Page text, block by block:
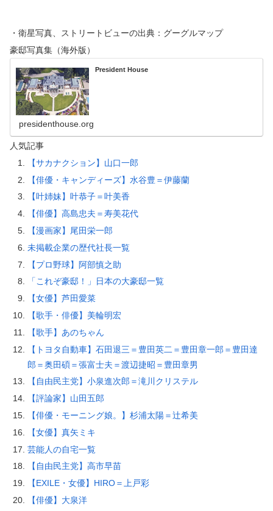
・衛星写真、ストリートビューの出典：グーグルマップ
豪邸写真集（海外版）
President House
presidenthouse.org
人気記事
【サカナクション】山口一郎
【俳優・キャンディーズ】水谷豊＝伊藤蘭
【叶姉妹】叶恭子＝叶美香
【俳優】高島忠夫＝寿美花代
【漫画家】尾田栄一郎
未掲載企業の歴代社長一覧
【プロ野球】阿部慎之助
「これぞ豪邸！」日本の大豪邸一覧
【女優】芦田愛菜
【歌手・俳優】美輪明宏
【歌手】あのちゃん
【トヨタ自動車】石田退三＝豊田英二＝豊田章一郎＝豊田達
郎＝奥田碩＝張富士夫＝渡辺捷昭＝豊田章男
【自由民主党】小泉進次郎＝滝川クリステル
【評論家】山田五郎
【俳優・モーニング娘。】杉浦太陽＝辻希美
【女優】真矢ミキ
芸能人の自宅一覧
【自由民主党】高市早苗
【EXILE・女優】HIRO＝上戸彩
【俳優】大泉洋